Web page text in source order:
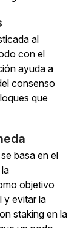
al
con el
ayuda a
consenso
que
basa en el
objetivo
y evitar la
staking en la